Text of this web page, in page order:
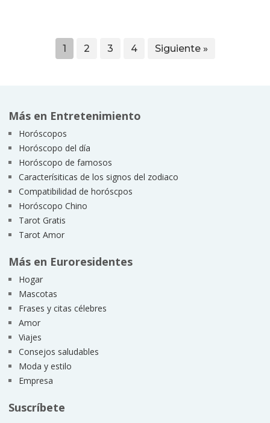
1 2 3 4 Siguiente »
Más en Entretenimiento
Horóscopos
Horóscopo del día
Horóscopo de famosos
Caracterísiticas de los signos del zodiaco
Compatibilidad de horóscpos
Horóscopo Chino
Tarot Gratis
Tarot Amor
Más en Euroresidentes
Hogar
Mascotas
Frases y citas célebres
Amor
Viajes
Consejos saludables
Moda y estilo
Empresa
Suscríbete